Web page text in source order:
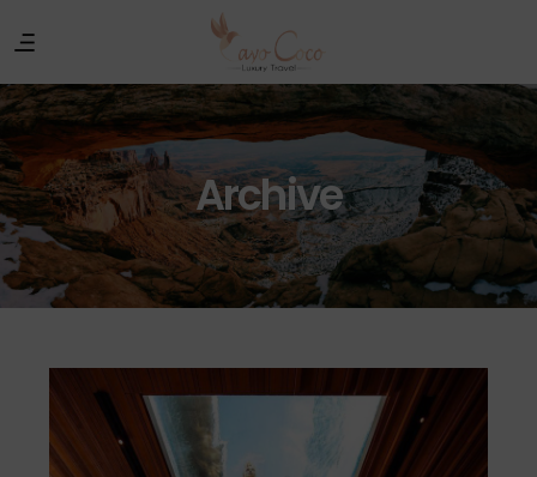
Archive